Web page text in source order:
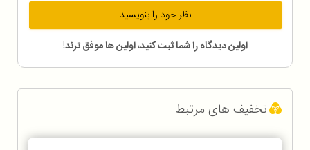
نظر خود را بنویسید
اولین دیدگاه را شما ثبت کنید، اولین ها موفق ترند!
تخفیف های مرتبط